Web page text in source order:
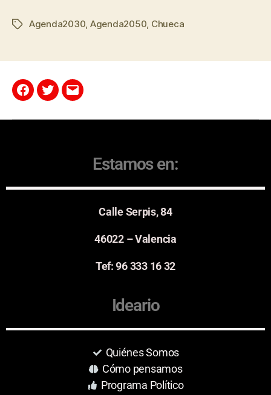
Agenda2030, Agenda2050, Chueca
Estamos en:
Calle Serpis, 84
46022 – Valencia
Tef: 96 333 16 32
Ideario
Quiénes Somos
Cómo pensamos
Programa Político